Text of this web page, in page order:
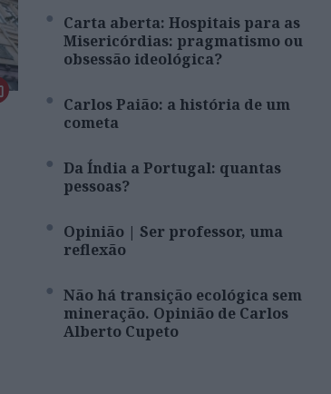
Carta aberta: Hospitais para as
Misericórdias: pragmatismo ou
obsessão ideológica?
Carlos Paião: a história de um
cometa
Da Índia a Portugal: quantas
pessoas?
Opinião | Ser professor, uma
reflexão
Não há transição ecológica sem
mineração. Opinião de Carlos
Alberto Cupeto